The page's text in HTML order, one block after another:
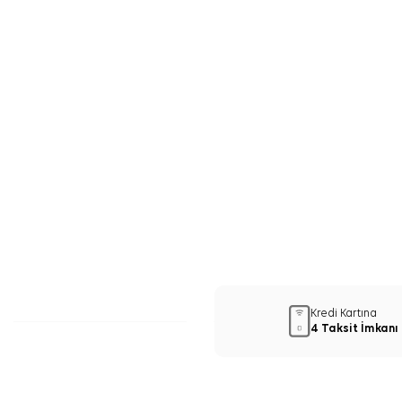
Kredi Kartına
4 Taksit İmkanı